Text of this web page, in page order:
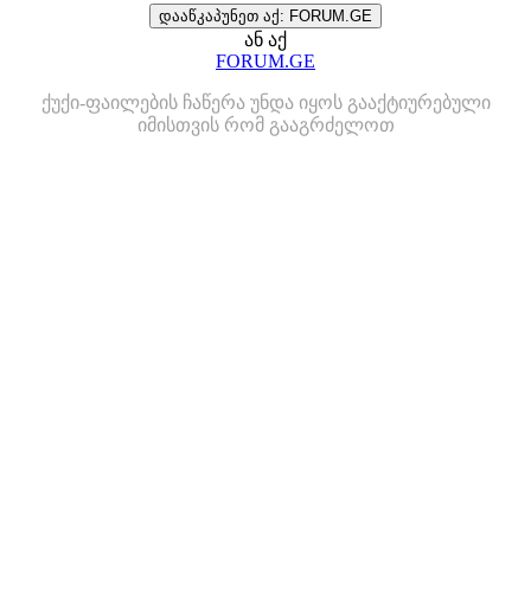
დააწკაპუნეთ აქ: FORUM.GE
ან აქ
FORUM.GE
ქუქი-ფაილების ჩაწერა უნდა იყოს გააქტიურებული
იმისთვის რომ გააგრძელოთ